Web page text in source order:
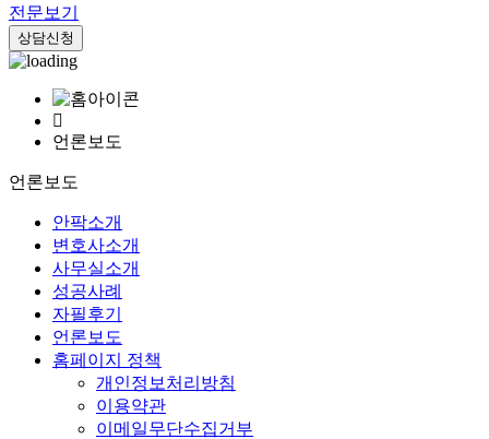
전문보기
상담신청
언론보도
언론보도
안팍소개
변호사소개
사무실소개
성공사례
자필후기
언론보도
홈페이지 정책
개인정보처리방침
이용약관
이메일무단수집거부